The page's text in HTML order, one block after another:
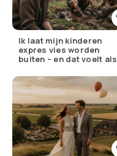
Ik laat mijn kinderen
expres vies worden
buiten – en dat voelt als